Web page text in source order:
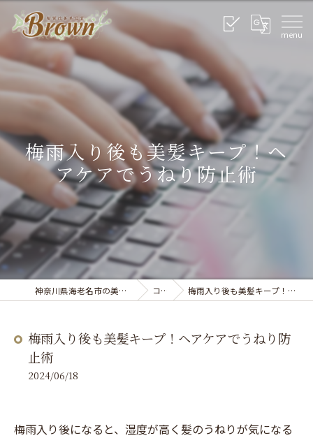
梅雨入り後も美髪キープ！ヘ
アケアでうねり防止術
神奈川県海老名市の美容室なら美容室Brown コラム 梅雨入り後も美髪キープ！ヘアケアでうねり防止術
梅雨入り後も美髪キープ！ヘアケアでうねり防
止術
2024/06/18
梅雨入り後になると、湿度が高く髪のうねりが気になる